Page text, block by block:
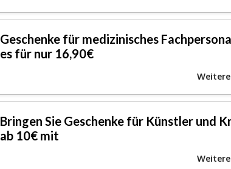
Geschenke für medizinisches
es für nur 16,90€
Bringen Sie Geschenke für Künstler und
ab 10€ mit